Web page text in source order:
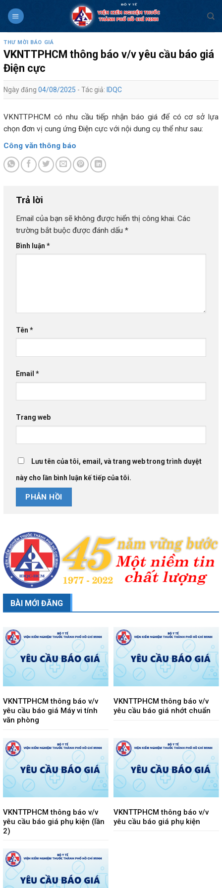
THƯ MỜI BÁO GIÁ
VKNTTPHCM thông báo v/v yêu cầu báo giá
Điện cực
Ngày đăng 04/08/2025 - Tác giả: IDQC
VKNTTPHCM có nhu cầu tiếp nhận báo giá để có cơ sở lựa
chọn đơn vị cung ứng Điện cực với nội dung cụ thể như sau:
Công văn thông báo
Trả lời
Email của bạn sẽ không được hiển thị công khai. Các
trường bắt buộc được đánh dấu *
Bình luận *
Tên *
Email *
Trang web
Lưu tên của tôi, email, và trang web trong trình duyệt
này cho lần bình luận kế tiếp của tôi.
BÀI MỚI ĐĂNG
VKNTTPHCM thông báo v/v
yêu cầu báo giá Máy vi tính
văn phòng
VKNTTPHCM thông báo v/v
yêu cầu báo giá nhớt chuẩn
VKNTTPHCM thông báo v/v
yêu cầu báo giá phụ kiện (lần
2)
VKNTTPHCM thông báo v/v
yêu cầu báo giá phụ kiện